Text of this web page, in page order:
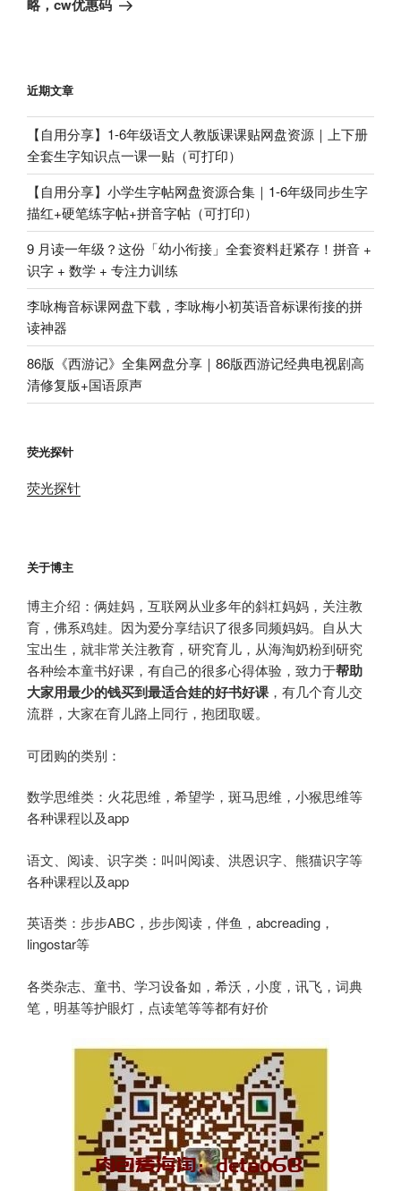
略，cw优惠码
近期文章
【自用分享】1-6年级语文人教版课课贴网盘资源｜上下册
全套生字知识点一课一贴（可打印）
【自用分享】小学生字帖网盘资源合集｜1-6年级同步生字
描红+硬笔练字帖+拼音字帖（可打印）
9 月读一年级？这份「幼小衔接」全套资料赶紧存！拼音 +
识字 + 数学 + 专注力训练
李咏梅音标课网盘下载，李咏梅小初英语音标课衔接的拼
读神器
86版《西游记》全集网盘分享｜86版西游记经典电视剧高
清修复版+国语原声
荧光探针
荧光探针
关于博主
博主介绍：俩娃妈，互联网从业多年的斜杠妈妈，关注教
育，佛系鸡娃。因为爱分享结识了很多同频妈妈。自从大
宝出生，就非常关注教育，研究育儿，从海淘奶粉到研究
各种绘本童书好课，有自己的很多心得体验，致力于帮助
大家用最少的钱买到最适合娃的好书好课 ，有几个育儿交
流群，大家在育儿路上同行，抱团取暖。
可团购的类别：
数学思维类：火花思维，希望学，斑马思维，小猴思维等
各种课程以及app
语文、阅读、识字类：叫叫阅读、洪恩识字、熊猫识字等
各种课程以及app
英语类：步步ABC，步步阅读，伴鱼，abcreading，
lingostar等
各类杂志、童书、学习设备如，希沃，小度，讯飞，词典
笔，明基等护眼灯，点读笔等等都有好价